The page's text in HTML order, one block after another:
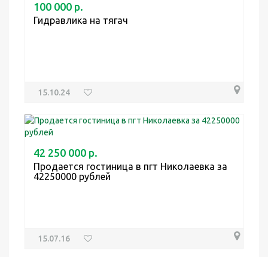
100 000 р.
Гидравлика на тягач
15.10.24
42 250 000 р.
Продается гостиница в пгт Николаевка за
42250000 рублей
15.07.16